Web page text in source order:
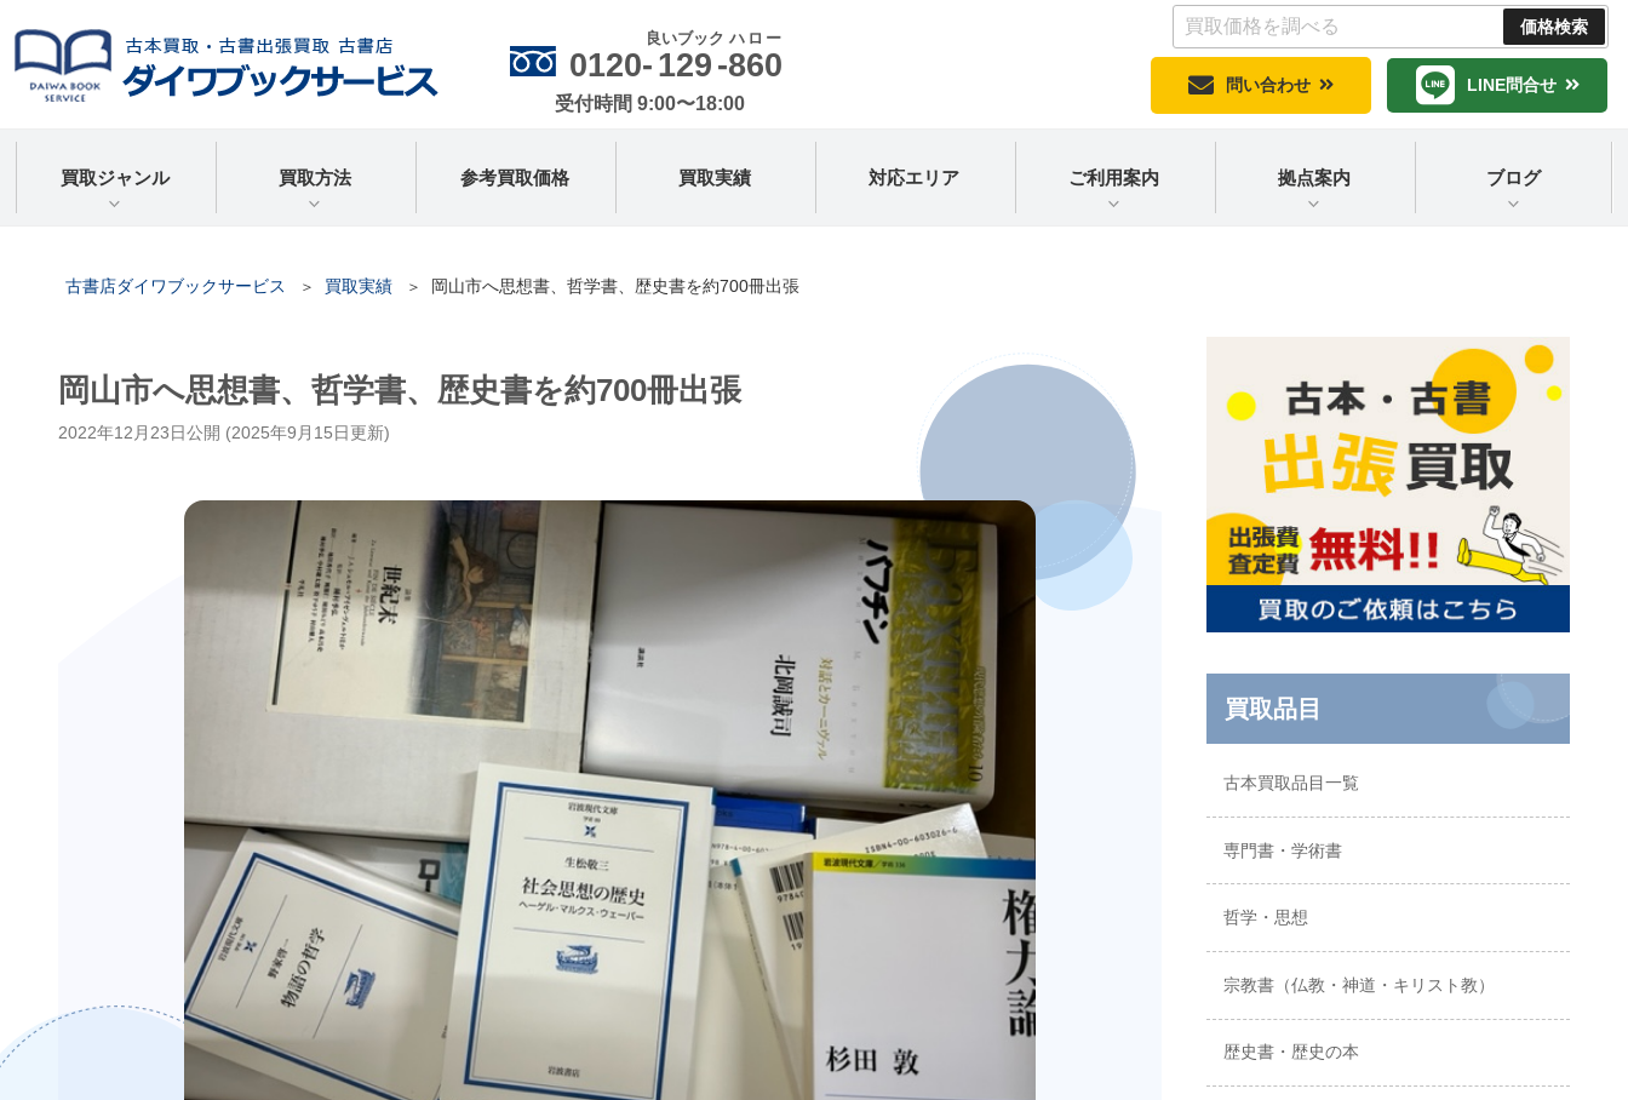
0120- 129
良いブック
-860
ハロー
受付時間 9:00〜18:00
問い合わせ LINE問合せ
買取ジャンル 買取方法 参考買取価格 買取実績 対応エリア ご利用案内 拠点案内 ブログ
古書店ダイワブックサービス 買取実績 岡山市へ思想書、哲学書、歴史書を約700冊出張
岡山市へ思想書、哲学書、歴史書を約700冊出張
2022年12月23日公開 (2025年9月15日更新)
買取品目
古本買取品目一覧
専門書・学術書
哲学・思想
宗教書（仏教・神道・キリスト教）
歴史書・歴史の本